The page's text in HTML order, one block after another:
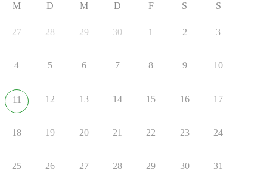
M D M D F S S
27 28 29 30 1 2 3
4 5 6 7 8 9 10
11 12 13 14 15 16 17
18 19 20 21 22 23 24
25 26 27 28 29 30 31